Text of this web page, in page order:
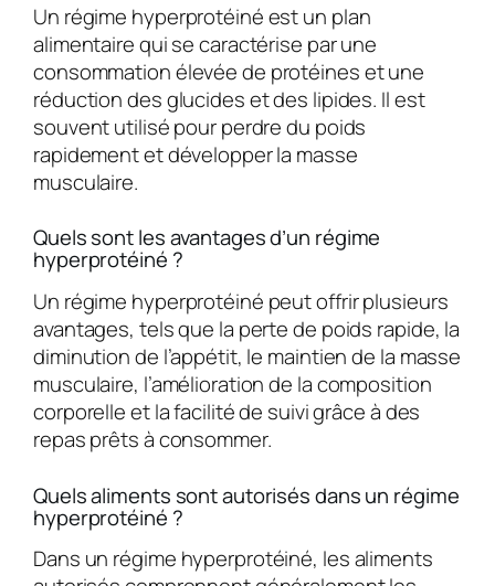
Un régime hyperprotéiné est un plan
alimentaire qui se caractérise par une
consommation élevée de protéines et une
réduction des glucides et des lipides. Il est
souvent utilisé pour perdre du poids
rapidement et développer la masse
musculaire.
Quels sont les avantages d’un régime
hyperprotéiné ?
Un régime hyperprotéiné peut offrir plusieurs
avantages, tels que la perte de poids rapide, la
diminution de l’appétit, le maintien de la masse
musculaire, l’amélioration de la composition
corporelle et la facilité de suivi grâce à des
repas prêts à consommer.
Quels aliments sont autorisés dans un régime
hyperprotéiné ?
Dans un régime hyperprotéiné, les aliments